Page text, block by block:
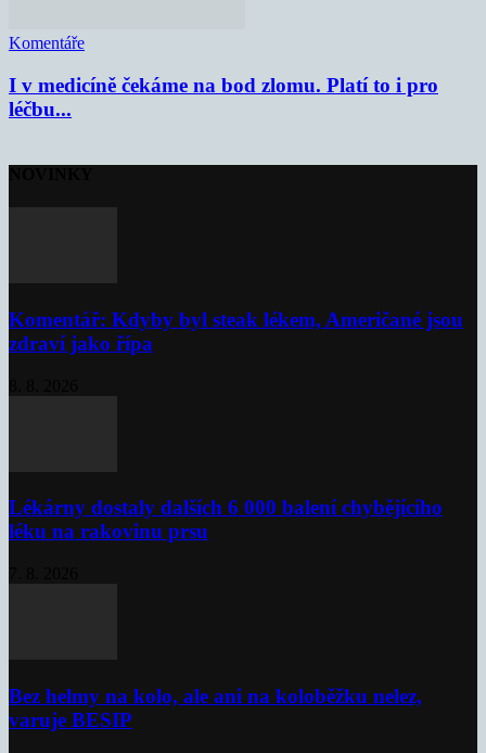
Komentáře
I v medicíně čekáme na bod zlomu. Platí to i pro
léčbu...
Komentář: Kdyby byl steak lékem, Američané jsou
zdraví jako řípa
Lékárny dostaly dalších 6 000 balení chybějícího
léku na rakovinu prsu
Bez helmy na kolo, ale ani na koloběžku nelez,
varuje BESIP